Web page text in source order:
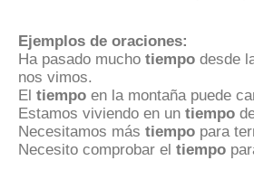
Ejemplos de oraciones:
Ha pasado mucho tiempo desde
nos vimos.
El tiempo en la montaña puede
Estamos viviendo en un tiempo
Necesitamos más tiempo para
Necesito comprobar el tiempo